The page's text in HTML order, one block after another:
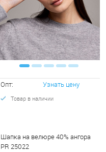
Опт: Узнать цену
Товар в наличии
Шапка на велюре 40% ангора
PR 25022